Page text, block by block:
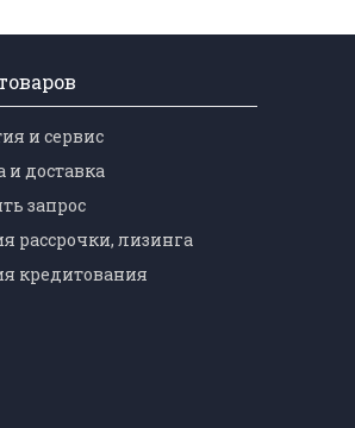
и сервис
и доставка
запрос
рассрочки, лизинга
кредитования